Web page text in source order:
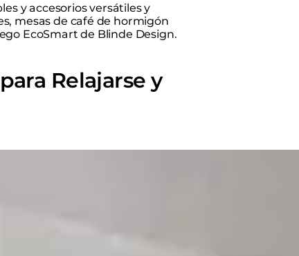
y accesorios versátiles y
mesas de café de hormigón
EcoSmart de Blinde Design.
Relajarse y